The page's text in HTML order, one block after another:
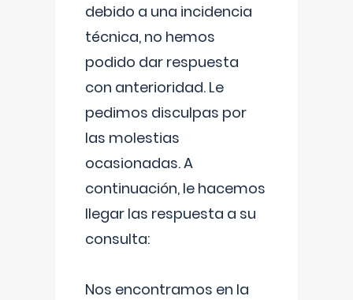
debido a una incidencia
técnica, no hemos
podido dar respuesta
con anterioridad. Le
pedimos disculpas por
las molestias
ocasionadas. A
continuación, le hacemos
llegar las respuesta a su
consulta:
Nos encontramos en la